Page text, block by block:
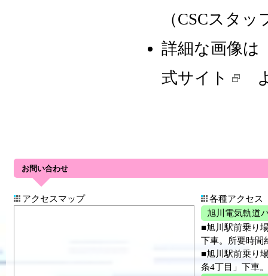
（CSCスタ
詳細な画像
式サイト
お問い合わせ
アクセスマップ
各種アクセス
旭川電気軌道
■旭川駅前乗り
下車。所要時間
■旭川駅前乗り
条4丁目」下車